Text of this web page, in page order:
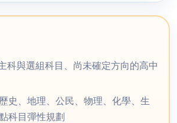
科與選組科目、尚未確定方向的高中
史、地理、公民、物理、化學、生
科目彈性規劃